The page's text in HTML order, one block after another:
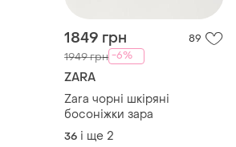
1849 грн 89
1949 грн -6%
ZARA
Zara чорні шкіряні
босоніжки зара
36 і ще 2